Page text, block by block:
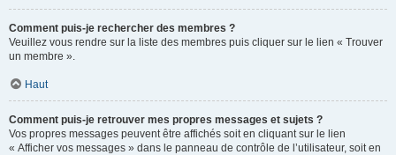
Comment puis-je rechercher des membres ?
Veuillez vous rendre sur la liste des membres puis cliquer sur le lien « Trouver
un membre ».
Haut
Comment puis-je retrouver mes propres messages et sujets ?
Vos propres messages peuvent être affichés soit en cliquant sur le lien
« Afficher vos messages » dans le panneau de contrôle de l’utilisateur, soit en